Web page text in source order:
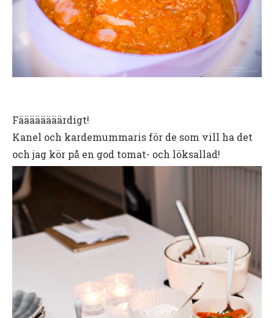
Fäääääääärdigt!
Kanel och kardemummaris för de som vill ha det
och jag kör på en god tomat- och löksallad!